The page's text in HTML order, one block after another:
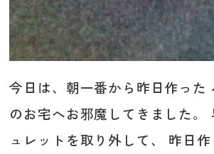
今日は、朝一番から昨日作った
のお宅へお邪魔してきました。
ュレットを取り外して、 昨日